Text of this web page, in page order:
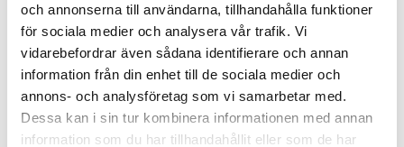
och annonserna till användarna, tillhandahålla funktioner
för sociala medier och analysera vår trafik. Vi
vidarebefordrar även sådana identifierare och annan
information från din enhet till de sociala medier och
annons- och analysföretag som vi samarbetar med.
Dessa kan i sin tur kombinera informationen med annan
information som du har tillhandahållit eller som de har